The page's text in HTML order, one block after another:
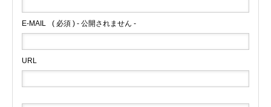
E-MAIL ( 必須 ) - 公開されません -
URL